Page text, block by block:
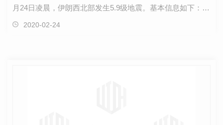
月24日凌晨，伊朗西北部发生5.9级地震。基本信息如下：发
震时刻： 2020-02-24 00:00:34纬度： 38.46 经度…
2020-02-24